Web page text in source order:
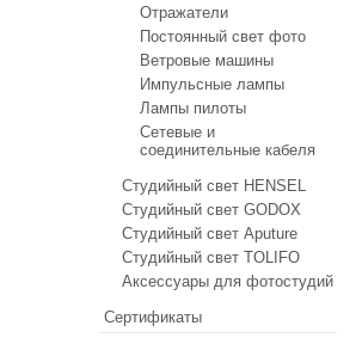
Отражатели
Постоянный свет фото
Ветровые машины
Импульсные лампы
Лампы пилоты
Сетевые и
соединительные кабеля
Студийный свет HENSEL
Студийный свет GODOX
Студийный свет Aputure
Студийный свет TOLIFO
Аксессуары для фотостудий
Сертификаты